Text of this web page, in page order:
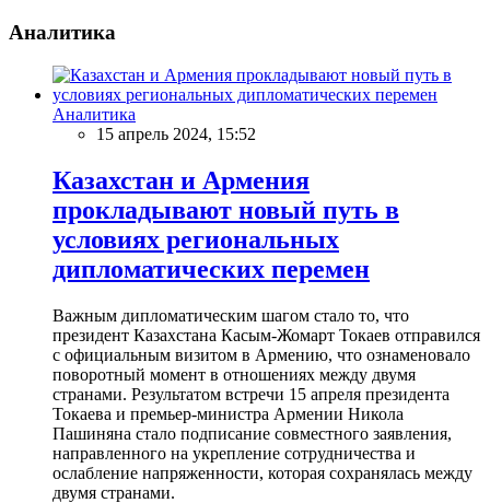
Аналитика
Аналитика
15 апрель 2024, 15:52
Казахстан и Армения
прокладывают новый путь в
условиях региональных
дипломатических перемен
Важным дипломатическим шагом стало то, что
президент Казахстана Касым-Жомарт Токаев отправился
с официальным визитом в Армению, что ознаменовало
поворотный момент в отношениях между двумя
странами. Результатом встречи 15 апреля президента
Токаева и премьер-министра Армении Никола
Пашиняна стало подписание совместного заявления,
направленного на укрепление сотрудничества и
ослабление напряженности, которая сохранялась между
двумя странами.